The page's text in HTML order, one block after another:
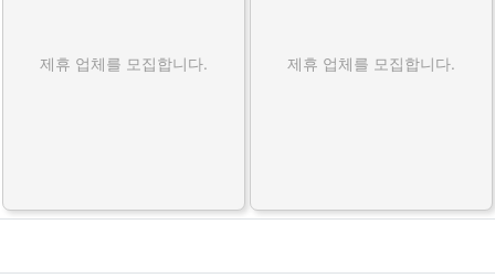
제휴 업체를 모집합니다. 제휴 업체를 모집합니다.